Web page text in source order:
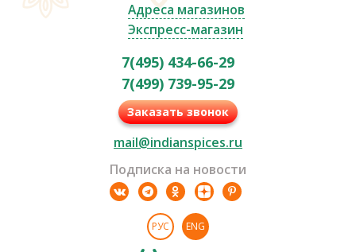
Адреса магазинов
Экспресс-магазин
7(495) 434-66-29
7(499) 739-95-29
Заказать звонок
mail@indianspices.ru
Подписка на новости
РУС ENG